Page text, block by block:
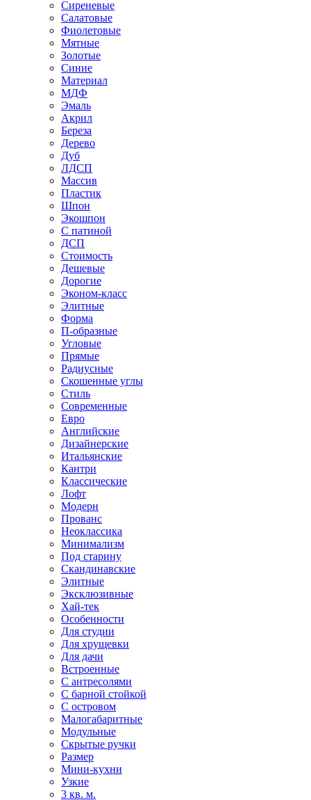
Сиреневые
Салатовые
Фиолетовые
Мятные
Золотые
Синие
Материал
МДФ
Эмаль
Акрил
Береза
Дерево
Дуб
ЛДСП
Массив
Пластик
Шпон
Экошпон
С патиной
ДСП
Стоимость
Дешевые
Дорогие
Эконом-класс
Элитные
Форма
П-образные
Угловые
Прямые
Радиусные
Скошенные углы
Стиль
Современные
Евро
Английские
Дизайнерские
Итальянские
Кантри
Классические
Лофт
Модерн
Прованс
Неоклассика
Минимализм
Под старину
Скандинавские
Элитные
Эксклюзивные
Хай-тек
Особенности
Для студии
Для хрущевки
Для дачи
Встроенные
С антресолями
С барной стойкой
С островом
Малогабаритные
Модульные
Скрытые ручки
Размер
Мини-кухни
Узкие
3 кв. м.